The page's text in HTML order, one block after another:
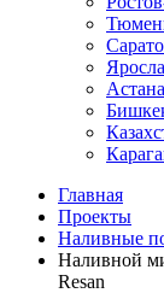
Астана
Главная
Проекты
Наливные
Наливной
Resan